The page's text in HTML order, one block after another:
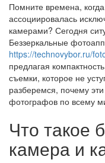
Помните времена,
ассоциировалась
камерами? Сегодня
Беззеркальные
https://technovybor.ru/
предлагая
съемки, которое не
разберемся, почему
фотографов по всему
Что такое
камера и